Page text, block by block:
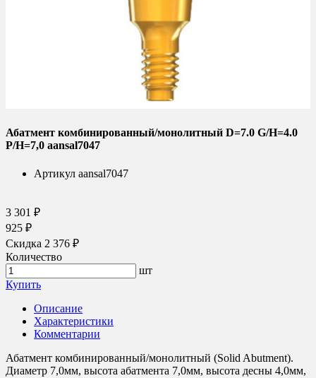
Абатмент комбинированный/монолитный D=7.0 G/H=4.0
P/H=7,0 aansal7047
Артикул aansal7047
3 301 ₽
925 ₽
Скидка 2 376 ₽
Количество
шт
Купить
Описание
Характеристики
Комментарии
Абатмент комбинированный/монолитный (Solid Abutment).
Диаметр 7,0мм, высота абатмента 7,0мм, высота десны 4,0мм,